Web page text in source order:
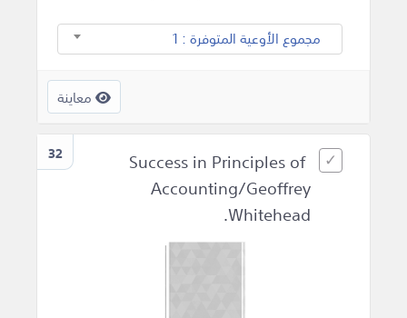
مجموع الأوعية المتوفرة : 1
معاينة
32
Success in Principles of
Accounting/Geoffrey
Whitehead.